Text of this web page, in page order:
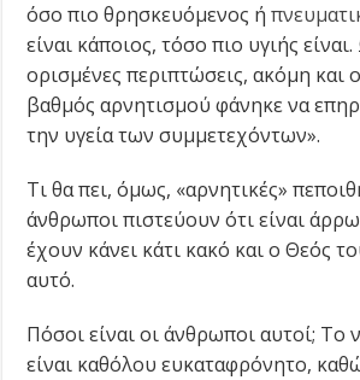
όσο πιο θρησκευόμενος ή
είναι κάποιος, τόσο πιο υγιής
ορισμένες περιπτώσεις, ακόμη και
βαθμός αρνητισμού φάνηκε να
την υγεία των συμμετεχόντων».
Τι θα πει, όμως, «αρνητικές»
άνθρωποι πιστεύουν ότι είναι
έχουν κάνει κάτι κακό και ο Θεός
αυτό.
Πόσοι είναι οι άνθρωποι αυτοί; Το
είναι καθόλου ευκαταφρόνητο,